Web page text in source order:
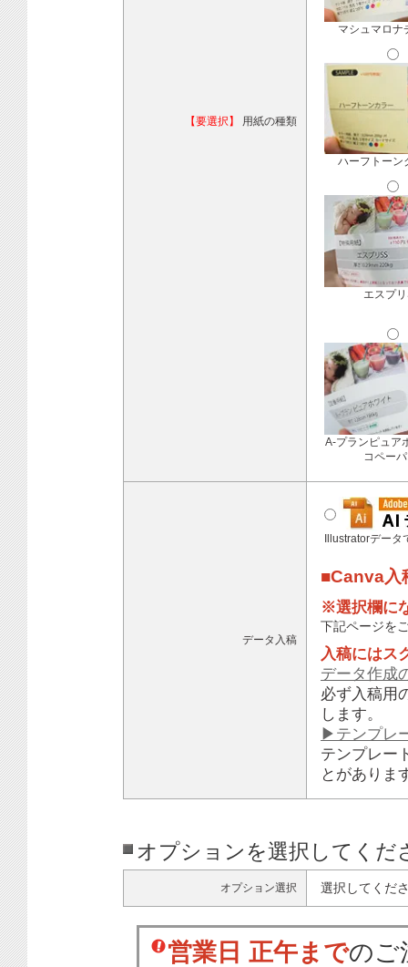
【要選択】 用紙の種類
マシュマロナ
ハーフトーン
エスプ
A-プランピュア
コペー
データ入稿
Illustratorデータ
■Canva入
※選択欄に
下記ページを
入稿にはス
データ作成
必ず入稿用
します。
▶テンプレ
テンプレー
とがありま
オプションを選択してくだ
オプション選択 選択してくだ
営業日 正午までのご